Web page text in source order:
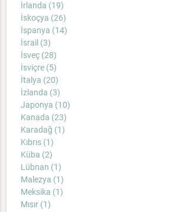
İrlanda (19)
İskoçya (26)
İspanya (14)
İsrail (3)
İsveç (28)
İsviçre (5)
İtalya (20)
İzlanda (3)
Japonya (10)
Kanada (23)
Karadağ (1)
Kıbrıs (1)
Küba (2)
Lübnan (1)
Malezya (1)
Meksika (1)
Mısır (1)